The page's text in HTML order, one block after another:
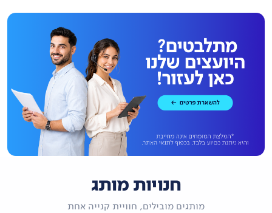
חנויות מותג
מותגים מובילים, חוויית קנייה אחת